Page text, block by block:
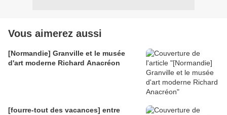
Vous aimerez aussi
[Normandie] Granville et le musée
d'art moderne Richard Anacréon
[fourre-tout des vacances] entre